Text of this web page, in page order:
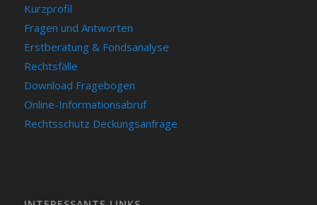
Kurzprofil
Fragen und Antworten
Erstberatung & Fondsanalyse
Rechtsfälle
Download Fragebogen
Online-Informationsabruf
Rechtsschutz Deckungsanfrage